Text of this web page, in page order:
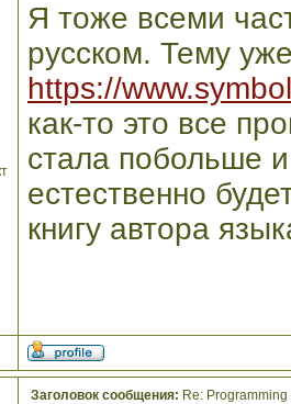
Я тоже всеми
русском. Тему
https://
как-то это все
стала побольше
естественно
книгу автора
Заголовок сообщения: Re: